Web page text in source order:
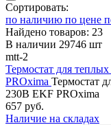
Сортировать:
по наличию по цене
Найдено товаров: 23
В наличии 29746 шт
mtt-2
Термостат для
PROxima Термостат
230В EKF PROxima
657 руб.
Наличие на складах